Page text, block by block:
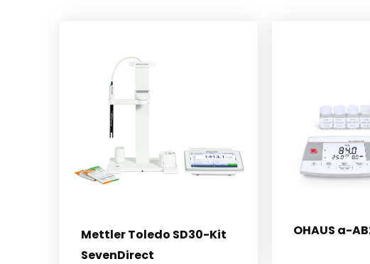
Mettler Toledo SD30-Kit
SevenDirect
OHAUS a-